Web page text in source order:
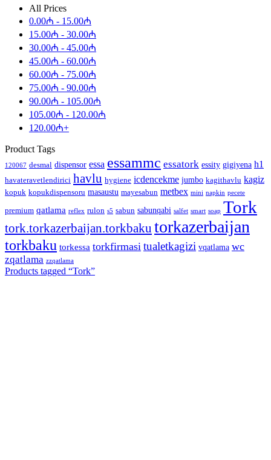
All Prices
0.00₼ - 15.00₼
15.00₼ - 30.00₼
30.00₼ - 45.00₼
45.00₼ - 60.00₼
60.00₼ - 75.00₼
75.00₼ - 90.00₼
90.00₼ - 105.00₼
105.00₼ - 120.00₼
120.00₼+
Product Tags
120067 desmal dispensor essa essammc essatork essity gigiyena h1
havateravetlendirici havlu hygiene icdencekme jumbo kagithavlu kagiz
kopuk kopukdispensoru masaustu mayesabun metbex mini napkin pecete
premium qatlama reflex rulon s5 sabun sabunqabi salfet smart soap Tork
tork.torkazerbaijan.torkbaku torkazerbaijan
torkbaku torkessa torkfirmasi tualetkagizi vqatlama wc
zqatlama zzqatlama
Products tagged “Tork”